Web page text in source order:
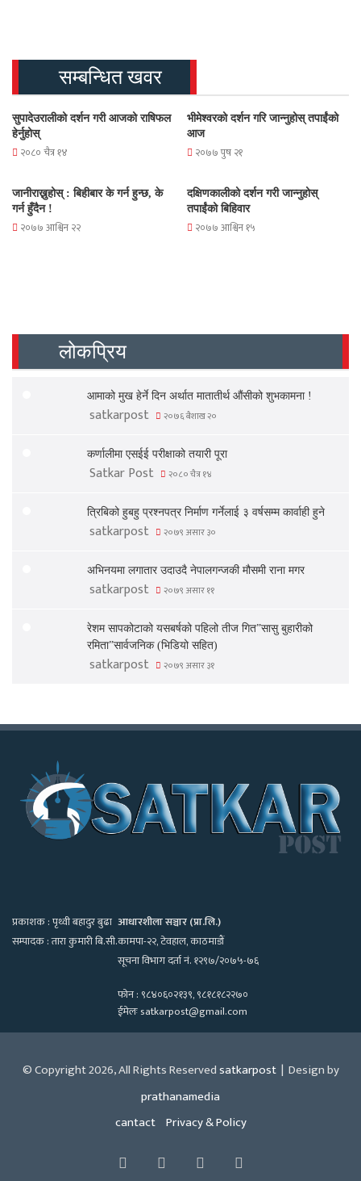
सम्बन्धित खवर
सुपादेउरालीको दर्शन गरी आजको राषिफल
हेर्नुहोस्
२०८० चैत्र १४
भीमेश्वरको दर्शन गरि जान्नुहोस् तपाईंको
आज
२०७७ पुष २१
जानीराख्नुहोस् : बिहीबार के गर्न हुन्छ, के
गर्न हुँदैन !
२०७७ आश्विन २२
दक्षिणकालीको दर्शन गरी जान्नुहोस्
तपाईंको बिहिवार
२०७७ आश्विन १५
लोकप्रिय
आमाको मुख हेर्ने दिन अर्थात मातातीर्थ औंसीको शुभकामना !
satkarpost २०७६ बैशाख २०
कर्णालीमा एसईई परीक्षाको तयारी पूरा
Satkar Post २०८० चैत्र १४
त्रिबिको हुबहु प्रश्नपत्र निर्माण गर्नेलाई ३ वर्षसम्म कार्वाही हुने
satkarpost २०७९ असार ३०
अभिनयमा लगातार उदाउदै नेपालगन्जकी मौसमी राना मगर
satkarpost २०७९ असार ११
रेशम सापकोटाको यसबर्षको पहिलो तीज गित”सासु बुहारीको
रमिता”सार्वजनिक (भिडियो सहित)
satkarpost २०७९ असार ३१
प्रकाशक : पृथ्वी बहादुर बुढा
सम्पादक : तारा कुमारी बि.सी.
आधारशीला सञ्चार (प्रा.लि.)
कामपा-२२, टेवहाल, काठमाडाैं
सूचना विभाग दर्ता नं. १२९७/२०७५-७६
फोन : ९८४०६०२१३९, ९८१८१८२२७०
ईमेलः satkarpost@gmail.com
© Copyright 2026, All Rights Reservedsatkarpost | Design by
prathanamedia
cantact Privacy & Policy
Facebook Twitter YouTube